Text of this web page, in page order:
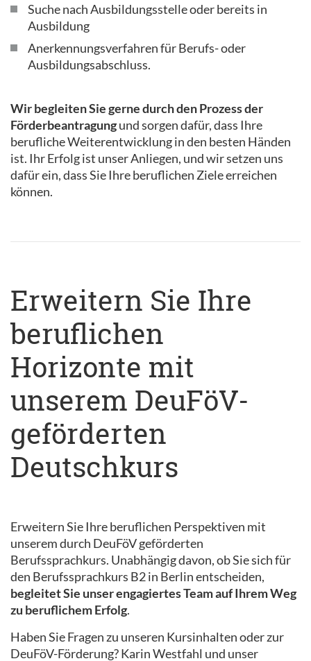
Suche nach Ausbildungsstelle oder bereits in
Ausbildung
Anerkennungsverfahren für Berufs- oder
Ausbildungsabschluss.
Wir begleiten Sie gerne durch den Prozess der
Förderbeantragungund sorgen dafür, dass Ihre
berufliche Weiterentwicklung in den besten Händen
ist. Ihr Erfolg ist unser Anliegen, und wir setzen uns
dafür ein, dass Sie Ihre beruflichen Ziele erreichen
können.
Erweitern Sie Ihre
beruflichen
Horizonte mit
unserem DeuFöV-
geförderten
Deutschkurs
Erweitern Sie Ihre beruflichen Perspektiven mit
unserem durch DeuFöV geförderten
Berufssprachkurs. Unabhängig davon, ob Sie sich für
den Berufssprachkurs B2 in Berlin entscheiden,
begleitet Sie unser engagiertes Team auf Ihrem Weg
zu beruflichem Erfolg.
Haben Sie Fragen zu unseren Kursinhalten oder zur
DeuFöV-Förderung? Karin Westfahl und unser